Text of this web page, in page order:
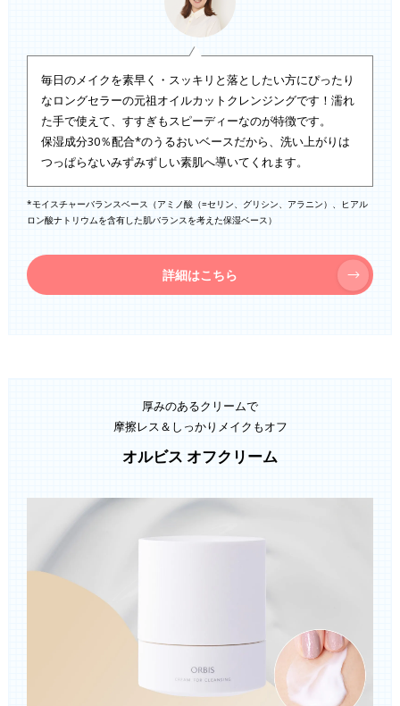
毎日のメイクを素早く・スッキリと落としたい方にぴったり
なロングセラーの元祖オイルカットクレンジングです！濡れ
た手で使えて、すすぎもスピーディーなのが特徴です。
保湿成分30％配合*のうるおいベースだから、洗い上がりは
つっぱらないみずみずしい素肌へ導いてくれます。
*モイスチャーバランスベース（アミノ酸（=セリン、グリシン、アラニン）、ヒアル
ロン酸ナトリウムを含有した肌バランスを考えた保湿ベース）
詳細はこちら
厚みのあるクリームで
摩擦レス＆しっかりメイクもオフ
オルビス オフクリーム